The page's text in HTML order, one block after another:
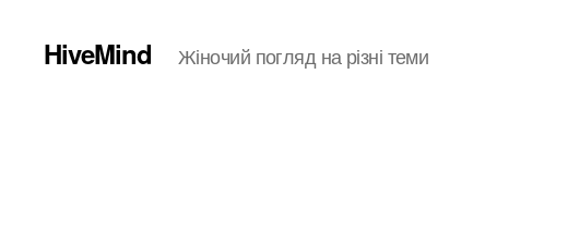
HiveMind Жіночий погляд на різні теми